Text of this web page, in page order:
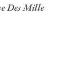
Des Mille